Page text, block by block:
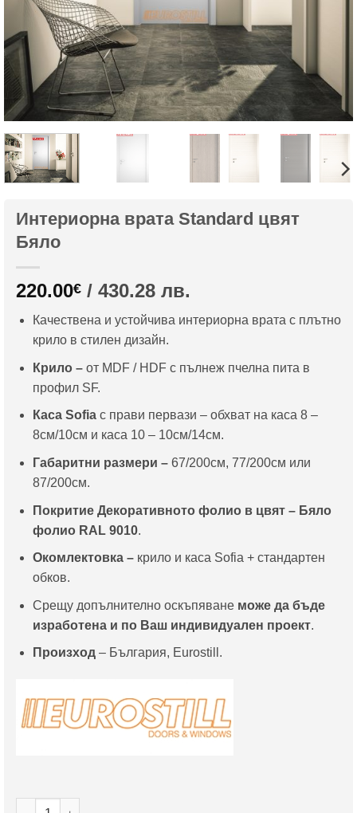
Интериорна врата Standard цвят
Бяло
220.00€ / 430.28 лв.
Качествена и устойчива интериорна врата с плътно
крило в стилен дизайн.
Крило –от MDF / HDF с пълнеж пчелна пита в
профил SF.
Каса Sofiaс прави первази – обхват на каса 8 –
8см/10см и каса 10 – 10см/14см.
Габаритни размери – 67/200см, 77/200см или
87/200см.
Покритие Декоративното фолио в цвят – Бяло
фолио RAL 9010.
Окомлектовка –крило и каса Sofia + стандартен
обков.
Срещу допълнително оскъпяване може да бъде
изработена и по Ваш индивидуален проект.
Произход– България, Eurostill.
количество за Интериорна врата Standard цвят Бяло